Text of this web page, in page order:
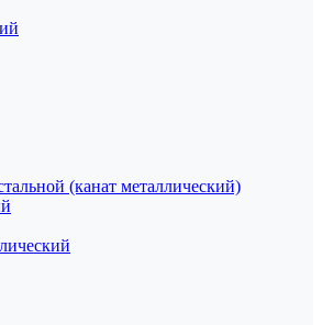
(канат металлический)